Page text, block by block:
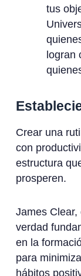
tus
logran
Crear una
con
estructura
prosperen.
James Clear,
verdad
en la
para
hábitos